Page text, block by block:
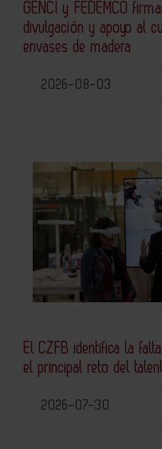
GENCI y FEDEMCO
divulgación y apoyo al
envases de madera
2026-08-03
El CZFB identifica la
el principal reto del
2026-07-30